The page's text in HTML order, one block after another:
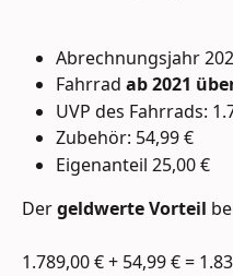
Abrechnungsjahr
Fahrrad ab 2021
UVP des Fahrrads:
Zubehör: 54,99 €
Eigenanteil 25,00 €
Der geldwerte Vorteil
1.789,00 € + 54,99 € =